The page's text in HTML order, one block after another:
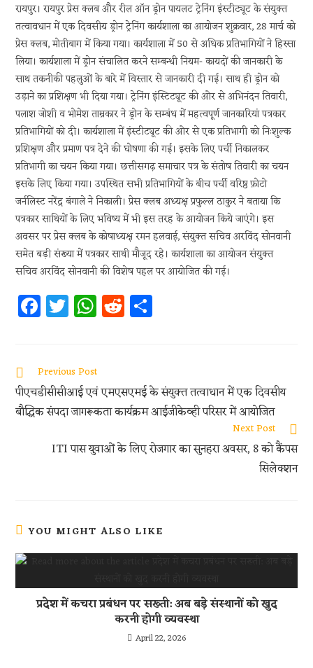
रायपुर। रायपुर प्रेस क्लब और रील ऑन ड्रोन पायलट ट्रेनिंग इंस्टीट्यूट के संयुक्त
तत्वावधान में एक दिवसीय ड्रोन ट्रेनिंग कार्यशाला का आयोजन शुक्रवार, 28 मार्च को
प्रेस क्लब, मोतीबाग में किया गया। कार्यशाला में 50 से अधिक प्रतिभागियों ने हिस्सा
लिया। कार्यशाला में ड्रोन संचालित करने सम्बन्धी नियम- कायदों की जानकारी के
साथ तकनीकी पहलुओं के बारे में विस्तार से जानकारी दी गई। साथ ही ड्रोन को
उड़ाने का प्रशिक्षण भी दिया गया। ट्रेनिंग इंस्टिट्यूट की ओर से अभिनंदन तिवारी,
पलाश जोशी व भोमेश ताम्रकार ने ड्रोन के सम्बंध में महत्वपूर्ण जानकारियां पत्रकार
प्रतिभागियों को दी। कार्यशाला में इंस्टीट्यूट की ओर से एक प्रतिभागी को निःशुल्क
प्रशिक्षण और प्रमाण पत्र देने की घोषणा की गई। इसके लिए पर्ची निकालकर
प्रतिभागी का चयन किया गया। छत्तीसगढ़ समाचार पत्र के संतोष तिवारी का चयन
इसके लिए किया गया। उपस्थित सभी प्रतिभागियों के बीच पर्ची वरिष्ठ फ़ोटो
जर्नलिस्ट नरेंद्र बंगाले ने निकाली। प्रेस क्लब अध्यक्ष प्रफुल्ल ठाकुर ने बताया कि
पत्रकार साथियों के लिए भविष्य में भी इस तरह के आयोजन किये जाएंगे। इस
अवसर पर प्रेस क्लब के कोषाध्यक्ष रमन हलवाई, संयुक्त सचिव अरविंद सोनवानी
समेत बड़ी संख्या में पत्रकार साथी मौजूद रहे। कार्यशाला का आयोजन संयुक्त
सचिव अरविंद सोनवानी की विशेष पहल पर आयोजित की गई।
Fa
ce
oo
k
T
w
er
W
h
s
A
p
p
R
e
t
Previous Post
पीएचडीसीसीआई एवं एमएसएमई के संयुक्त तत्वाधान में एक दिवसीय
बौद्धिक संपदा जागरूकता कार्यक्रम आईजीकेव्ही परिसर में आयोजित
Next Post
ITI पास युवाओं के लिए रोजगार का सुनहरा अवसर, 8 को कैंपस
सिलेक्शन
YOU MIGHT ALSO LIKE
प्रदेश में कचरा प्रबंधन पर सख्ती: अब बड़े संस्थानों को खुद
करनी होगी व्यवस्था
April 22, 2026